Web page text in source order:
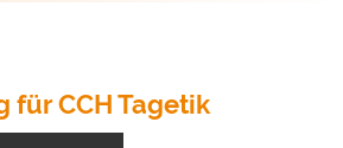
für CCH Tagetik